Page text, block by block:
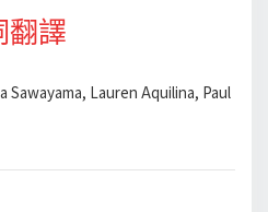
翻譯
Lauren Aquilina, Paul